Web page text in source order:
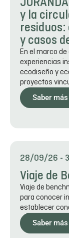
y la
y casos
En el marco
experiencias
ecodiseño y
proyectos
Saber más
28/09/26 -
Viaje de
Viaje de
para conocer
establecer
Saber más